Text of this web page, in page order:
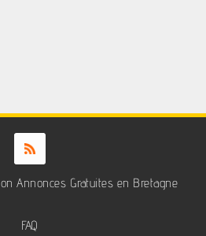
Annonces Gratuites en Bretagne
FAQ